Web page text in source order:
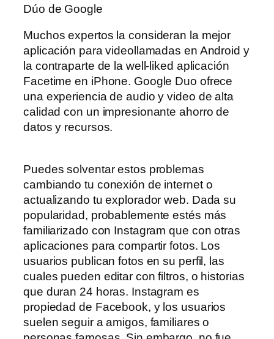
Dúo de Google
Muchos expertos la consideran la mejor
aplicación para videollamadas en Android y
la contraparte de la well-liked aplicación
Facetime en iPhone. Google Duo ofrece
una experiencia de audio y video de alta
calidad con un impresionante ahorro de
datos y recursos.
Puedes solventar estos problemas
cambiando tu conexión de internet o
actualizando tu explorador web. Dada su
popularidad, probablemente estés más
familiarizado con Instagram que con otras
aplicaciones para compartir fotos. Los
usuarios publican fotos en su perfil, las
cuales pueden editar con filtros, o historias
que duran 24 horas. Instagram es
propiedad de Facebook, y los usuarios
suelen seguir a amigos, familiares o